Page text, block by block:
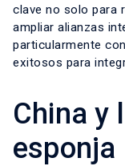
clave no solo para
ampliar alianzas
particularmente
exitosos para
China y
esponja